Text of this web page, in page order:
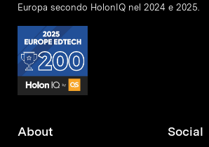
Europa secondo HolonIQ nel 2024 e 2025.
About Social